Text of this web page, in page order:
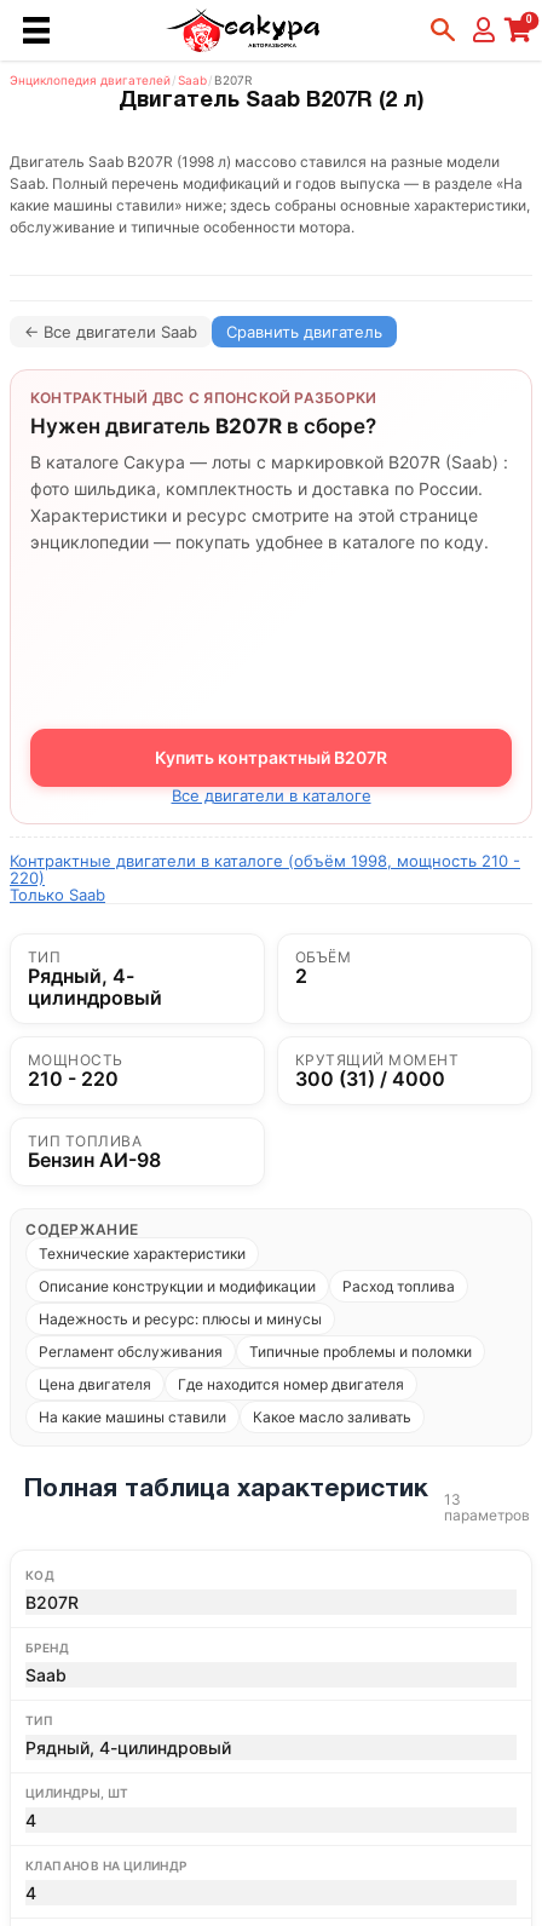
0
Энциклопедия двигателей/Saab/ B207R
Двигатель Saab B207R (2 л)
Двигатель Saab B207R (1998 л) массово ставился на разные модели
Saab. Полный перечень модификаций и годов выпуска — в разделе «На
какие машины ставили» ниже; здесь собраны основные характеристики,
обслуживание и типичные особенности мотора.
← Все двигатели Saab Сравнить двигатель
КОНТРАКТНЫЙ ДВС С ЯПОНСКОЙ РАЗБОРКИ
Нужен двигатель B207R в сборе?
В каталоге Сакура — лоты с маркировкой B207R (Saab) :
фото шильдика, комплектность и доставка по России.
Характеристики и ресурс смотрите на этой странице
энциклопедии — покупать удобнее в каталоге по коду.
Купить контрактный B207R
Все двигатели в каталоге
Контрактные двигатели в каталоге (объём 1998, мощность 210 -
220)
Только Saab
ТИП
Рядный, 4-
цилиндровый
ОБЪЁМ
2
МОЩНОСТЬ
210 - 220
КРУТЯЩИЙ МОМЕНТ
300 (31) / 4000
ТИП ТОПЛИВА
Бензин АИ-98
СОДЕРЖАНИЕ
Технические характеристики
Описание конструкции и модификации
Расход топлива
Надежность и ресурс: плюсы и минусы
Регламент обслуживания
Типичные проблемы и поломки
Цена двигателя
Где находится номер двигателя
На какие машины ставили
Какое масло заливать
Полная таблица характеристик
13
параметров
КОД
B207R
БРЕНД
Saab
ТИП
Рядный, 4-цилиндровый
ЦИЛИНДРЫ, ШТ
4
КЛАПАНОВ НА ЦИЛИНДР
4